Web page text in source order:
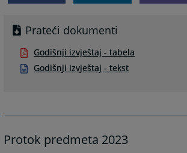
Prateći dokumenti
Godišnji izvještaj - tabela
Godišnji izvještaj - tekst
Protok predmeta 2023